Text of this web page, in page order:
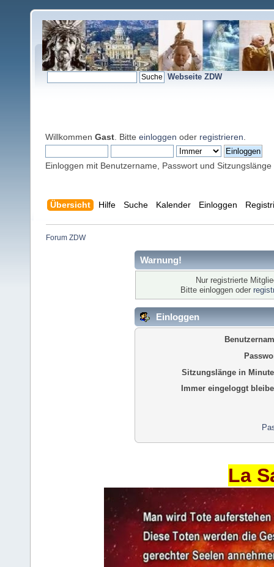
Webseite ZDW
Willkommen Gast . Bitte einloggen oder registrieren
Einloggen mit Benutzername, Passwort und Sitzungslänge
Übersicht Hilfe Suche Kalender Einloggen
Forum ZDW
Warnung!
Nur registrierte
Bitte einloggen oder
Einloggen
Sitzungslänge in
Immer eingeloggt
La